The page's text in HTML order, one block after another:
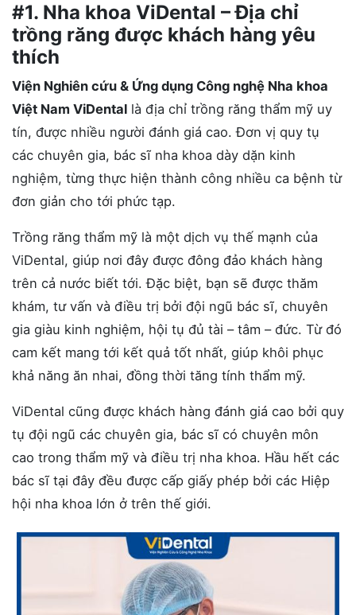
#1. Nha khoa ViDental – Địa chỉ
trồng răng được khách hàng yêu
thích
Viện Nghiên cứu & Ứng dụng Công nghệ Nha khoa
Việt Nam ViDental là địa chỉ trồng răng thẩm mỹ uy
tín, được nhiều người đánh giá cao. Đơn vị quy tụ
các chuyên gia, bác sĩ nha khoa dày dặn kinh
nghiệm, từng thực hiện thành công nhiều ca bệnh từ
đơn giản cho tới phức tạp.
Trồng răng thẩm mỹ là một dịch vụ thế mạnh của
ViDental, giúp nơi đây được đông đảo khách hàng
trên cả nước biết tới. Đặc biệt, bạn sẽ được thăm
khám, tư vấn và điều trị bởi đội ngũ bác sĩ, chuyên
gia giàu kinh nghiệm, hội tụ đủ tài – tâm – đức. Từ đó
cam kết mang tới kết quả tốt nhất, giúp khôi phục
khả năng ăn nhai, đồng thời tăng tính thẩm mỹ.
ViDental cũng được khách hàng đánh giá cao bởi quy
tụ đội ngũ các chuyên gia, bác sĩ có chuyên môn
cao trong thẩm mỹ và điều trị nha khoa. Hầu hết các
bác sĩ tại đây đều được cấp giấy phép bởi các Hiệp
hội nha khoa lớn ở trên thế giới.